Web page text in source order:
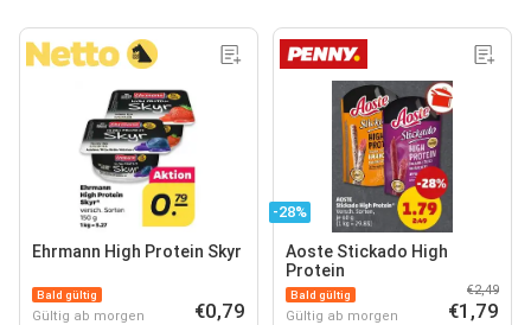
Ehrmann High Protein Skyr
Bald gültig
Gültig ab morgen €0,79
-28%
Aoste Stickado High
Protein
Bald gültig
Gültig ab morgen
€2,49
€1,79